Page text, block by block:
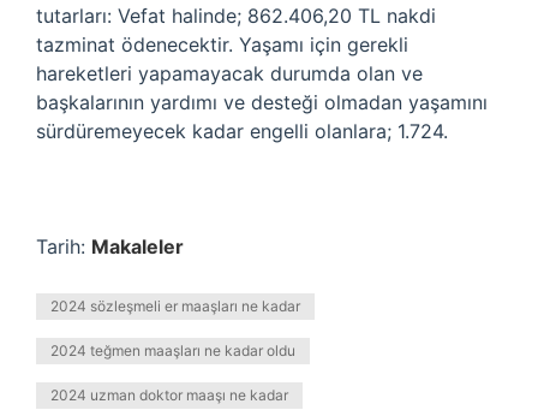
tutarları: Vefat halinde; 862.406,20 TL nakdi
tazminat ödenecektir. Yaşamı için gerekli
hareketleri yapamayacak durumda olan ve
başkalarının yardımı ve desteği olmadan yaşamını
sürdüremeyecek kadar engelli olanlara; 1.724.
Tarih: Makaleler
2024 sözleşmeli er maaşları ne kadar
2024 teğmen maaşları ne kadar oldu
2024 uzman doktor maaşı ne kadar